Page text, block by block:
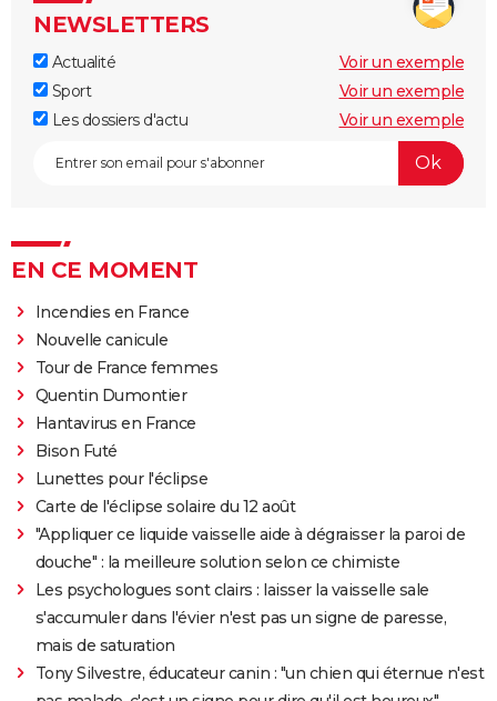
NEWSLETTERS
Actualité
Voir un exemple
Sport
Voir un exemple
Les dossiers d'actu
Voir un exemple
EN CE MOMENT
Incendies en France
Nouvelle canicule
Tour de France femmes
Quentin Dumontier
Hantavirus en France
Bison Futé
Lunettes pour l'éclipse
Carte de l'éclipse solaire du 12 août
"Appliquer ce liquide vaisselle aide à dégraisser la paroi de
douche" : la meilleure solution selon ce chimiste
Les psychologues sont clairs : laisser la vaisselle sale
s'accumuler dans l'évier n'est pas un signe de paresse,
mais de saturation
Tony Silvestre, éducateur canin : "un chien qui éternue n'est